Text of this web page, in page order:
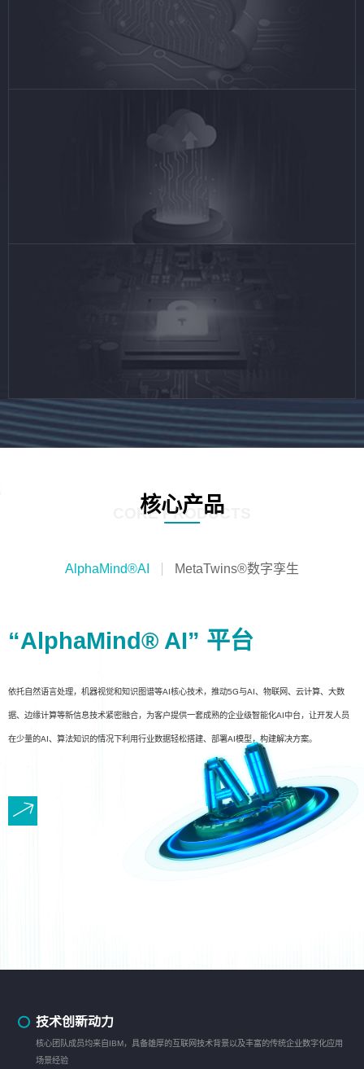
核心产品
CORE PRODUCTS
AlphaMind®AI MetaTwins®数字孪生
“AlphaMind® AI” 平台
依托自然语言处理，机器视觉和知识图谱等AI核心技术，推动5G与AI、物联网、云计算、大数
据、边缘计算等新信息技术紧密融合，为客户提供一套成熟的企业级智能化AI中台，让开发人员
在少量的AI、算法知识的情况下利用行业数据轻松搭建、部署AI模型，构建解决方案。
技术创新动力
核心团队成员均来自IBM，具备雄厚的互联网技术背景以及丰富的传统企业数字化应用
场景经验